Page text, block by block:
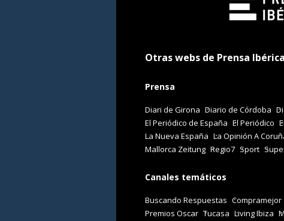
Otras webs de Prensa
Prensa
Diari de Girona Diario de Córdoba
El Periódico de España El Periódico
La Nueva España La Opinión A
Mallorca Zeitung Regio7 Sport
Canales temáticos
Buscando Respuestas Compramejor
Premios Oscar Tucasa Living Ibiza